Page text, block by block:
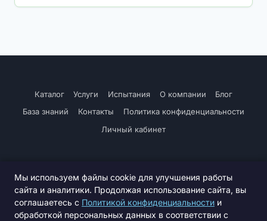
Каталог Услуги Испытания О компании
Блог
База знаний
Контакты
Политика конфиденциальности
Личный кабинет
© 2026 СПССК «Семстанция по травам». ИНН 5225006201 /
Мы используем файлы cookie для улучшения работы
сайта и аналитики. Продолжая использование сайта, вы
соглашаетесь с Политикой конфиденциальности и
обработкой персональных данных в соответствии с